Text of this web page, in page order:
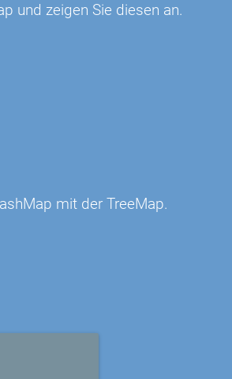
und zeigen Sie diesen an.
mit der TreeMap.